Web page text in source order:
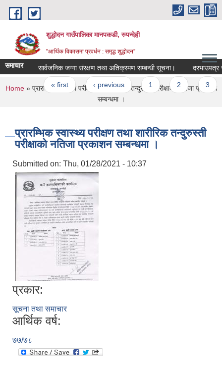
Skip to main content
शुद्धोदन गाउँपालिका मानपकडी, रुपन्देही
"आर्थिक विकासमा प्रवर्धन : समृद्ध शुद्धोदन”
समाचार सार्वजनिक जग्गा संरक्षण तथा अतिक्रमण सम्बन्धी सूचना। दरभाउपत्र
Pages
« first ‹ previous 1 2 3
You are here
Home» प्रारम्भिक स्वास्थ्य परीक्षण तथा शारीरिक तन्दुरुस्ती परीक्षाको नतिजा प्रकाशन
सम्बन्धमा ।
प्रारम्भिक स्वास्थ्य परीक्षण तथा शारीरिक तन्दुरुस्ती
परीक्षाको नतिजा प्रकाशन सम्बन्धमा ।
Submitted on: Thu, 01/28/2021 - 10:37
प्रकार:
सूचना तथा समाचार
आर्थिक वर्ष:
७७/७८